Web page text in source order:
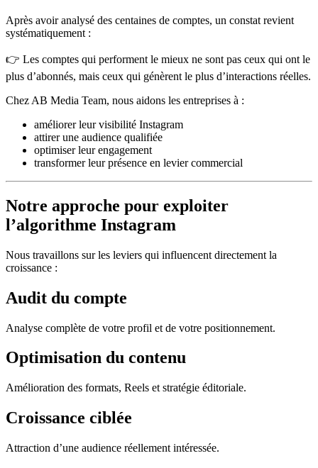
Après avoir analysé des centaines de comptes, un constat revient
systématiquement :
👉 Les comptes qui performent le mieux ne sont pas ceux qui ont le
plus d’abonnés, mais ceux qui génèrent le plus d’interactions réelles.
Chez AB Media Team, nous aidons les entreprises à :
améliorer leur visibilité Instagram
attirer une audience qualifiée
optimiser leur engagement
transformer leur présence en levier commercial
Notre approche pour exploiter
l’algorithme Instagram
Nous travaillons sur les leviers qui influencent directement la
croissance :
Audit du compte
Analyse complète de votre profil et de votre positionnement.
Optimisation du contenu
Amélioration des formats, Reels et stratégie éditoriale.
Croissance ciblée
Attraction d’une audience réellement intéressée.